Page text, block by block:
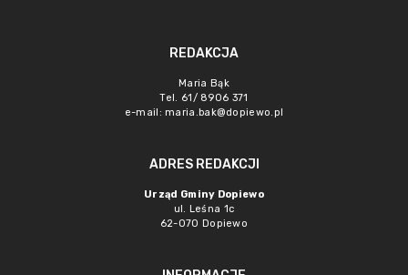
REDAKCJA
Maria Bąk
Tel. 61/ 8906 371
e-mail: maria.bak@dopiewo.pl
ADRES REDAKCJI
Urząd Gminy Dopiewo
ul. Leśna 1c
62-070 Dopiewo